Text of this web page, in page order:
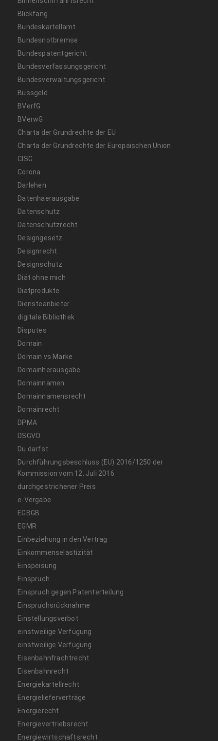
Blickfang
Bundeskartellamt
Bundesnotbremse
Bundespatentgericht
Bundesverfassungsgericht
Bundesverwaltungsgericht
Bussgeld
BVerfG
BVerwG
Charta der Grundrechte der EU
Charta der Grundrechte der Europäischen Union
CISG
Corona
Darlehen
Datenhaerausgabe
Datenschutz
Datenschutzrecht
Designgesetz
Designrecht
Designschutz
Diät ohne mich
Diätprodukte
Diensteanbieter
digitale Bibliothek
Disputes
Domain
Domain vs Marke
Domainherausgabe
Domainnamen
Domainnamensrecht
Domainrecht
DPMA
DSGVO
Du darfst
Durchführungsbeschluss (EU) 2016/1250 der
Kommission vom 12. Juli 2016
durchgestrichener Preis
e-Vergabe
EGBGB
EGMR
Einbeziehung in den Vertrag
Einkommenselastizität
Einspeisung
Einspruch
Einspruch gegen Patenterteilung
Einspruchsrücknahme
Einstellungsverbot
einstweilige Verfügung
einstweilige Verfügung
Eisenbahnfrachtrecht
Eisenbahnrecht
Energiekartellrecht
Energielieferverträge
Energierecht
Energievertriebsrecht
Energiewirtschaftsrecht